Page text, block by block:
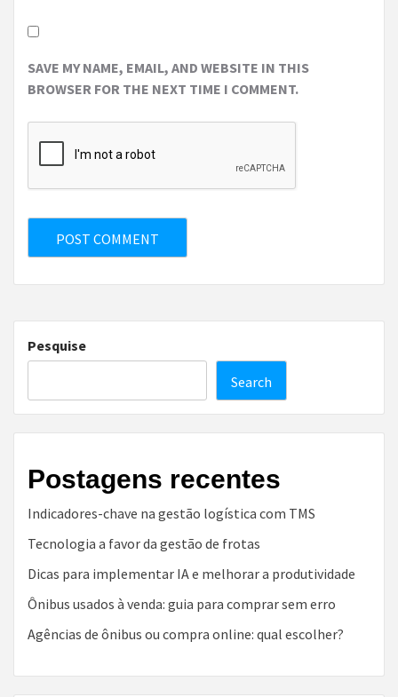
SAVE MY NAME, EMAIL, AND WEBSITE IN THIS
BROWSER FOR THE NEXT TIME I COMMENT.
Pesquise
Search
Postagens recentes
Indicadores-chave na gestão logística com TMS
Tecnologia a favor da gestão de frotas
Dicas para implementar IA e melhorar a produtividade
Ônibus usados à venda: guia para comprar sem erro
Agências de ônibus ou compra online: qual escolher?